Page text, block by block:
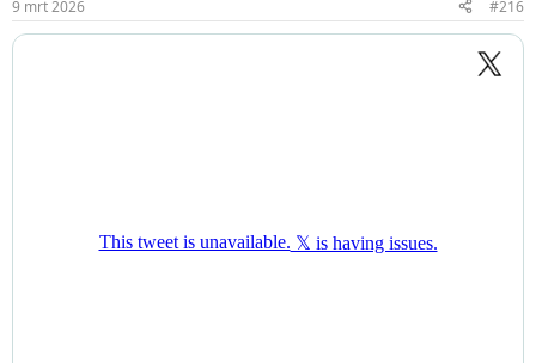
9 mrt 2026 #216